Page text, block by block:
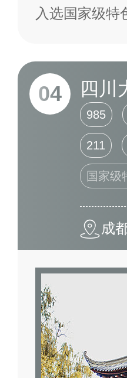
入选国家级特
04 四川
985
211
国家级
成